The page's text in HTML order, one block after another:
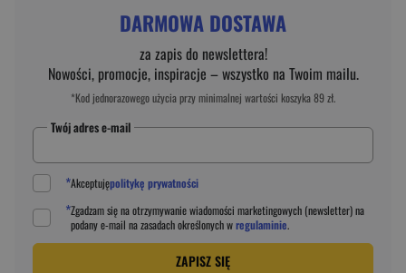
DARMOWA DOSTAWA
za zapis do newslettera!
Nowości, promocje, inspiracje – wszystko na Twoim mailu.
*Kod jednorazowego użycia przy minimalnej wartości koszyka 89 zł.
Twój adres e-mail
*Akceptujępolitykę prywatności
*Zgadzam się na otrzymywanie wiadomości marketingowych (newsletter) na
podanye-mail na zasadach określonych wregulaminie.
ZAPISZ SIĘ